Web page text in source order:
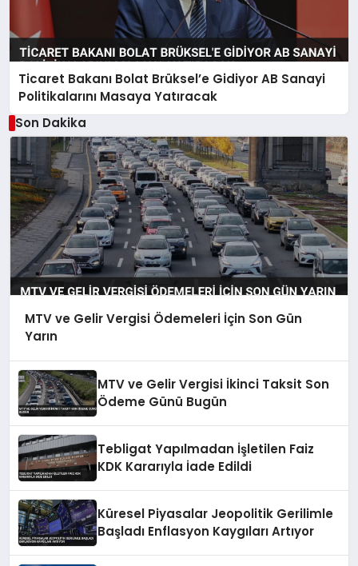
Ticaret Bakanı Bolat Brüksel’e Gidiyor AB Sanayi
Politikalarını Masaya Yatıracak
Son Dakika
MTV ve Gelir Vergisi Ödemeleri İçin Son Gün
Yarın
MTV ve Gelir Vergisi İkinci Taksit Son
Ödeme Günü Bugün
Tebligat Yapılmadan İşletilen Faiz
KDK Kararıyla İade Edildi
Küresel Piyasalar Jeopolitik Gerilimle
Başladı Enflasyon Kaygıları Artıyor